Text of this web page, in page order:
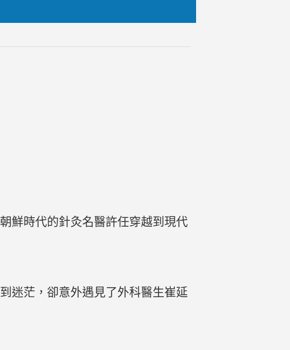
鮮時代的針灸名醫許任穿越到現代
迷茫，卻意外遇見了外科醫生崔延